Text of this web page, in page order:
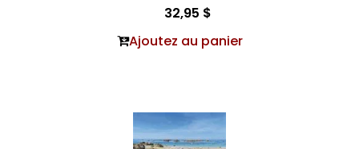
32,95 $
Ajoutez au panier